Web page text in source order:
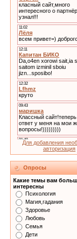
Для добавления
авторизация
Опросы
Какие темы вам
интересны
Психология
Магия,гадания
Здоровье
Любовь
Семья
Дети